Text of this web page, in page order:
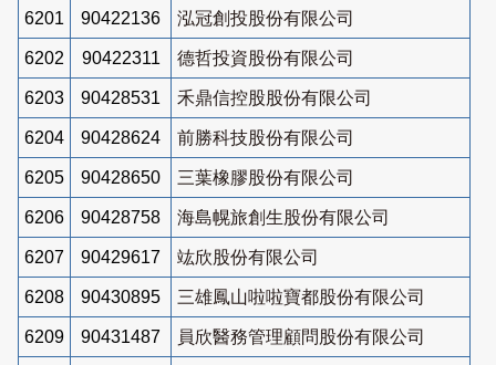
6201 90422136 泓冠創投股份有限公司
6202 90422311 德哲投資股份有限公司
6203 90428531 禾鼎信控股股份有限公司
6204 90428624 前勝科技股份有限公司
6205 90428650 三葉橡膠股份有限公司
6206 90428758 海島幌旅創生股份有限公司
6207 90429617 竑欣股份有限公司
6208 90430895 三雄鳳山啦啦寶都股份有限公司
6209 90431487 員欣醫務管理顧問股份有限公司